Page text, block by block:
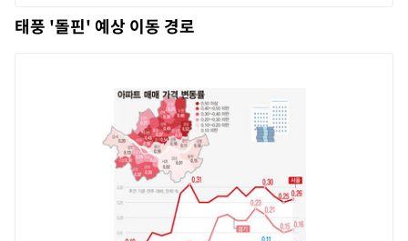
태풍 '돌핀' 예상 이동 경로